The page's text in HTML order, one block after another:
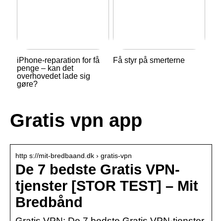
iPhone-reparation for få
penge – kan det
overhovedet lade sig
gøre?
Få styr på smerterne
Gratis vpn app
http s://mit-bredbaand.dk › gratis-vpn
De 7 bedste Gratis VPN-
tjenster [STOR TEST] – Mit
Bredbånd